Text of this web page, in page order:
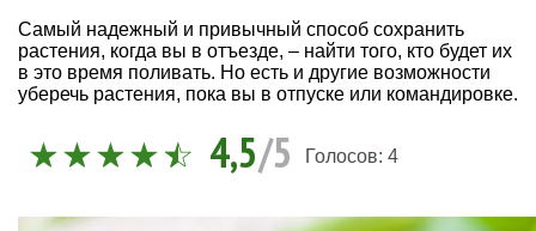
Самый надежный и привычный способ сохранить
растения, когда вы в отъезде, – найти того, кто будет их
в это время поливать. Но есть и другие возможности
уберечь растения, пока вы в отпуске или командировке.
4,5/5 Голосов: 4